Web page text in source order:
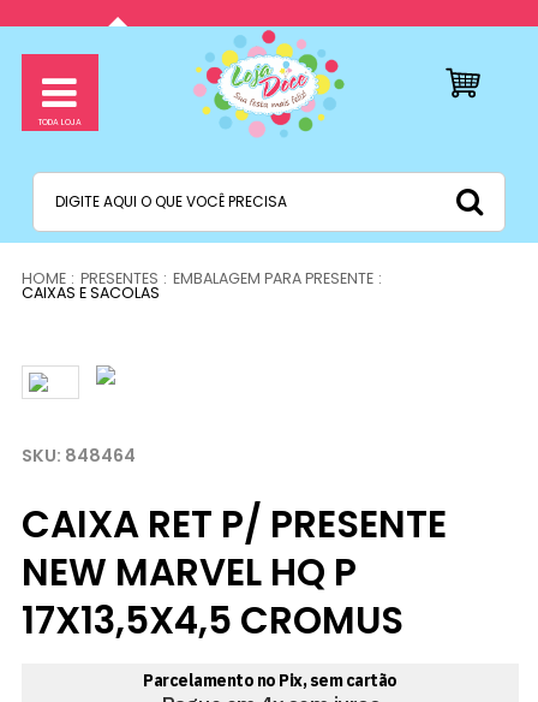
PRESENTES EMBALAGEM PARA PRESENTE
CAIXAS E SACOLAS
848464
CAIXA RET P/ PRESENTE
NEW MARVEL HQ P
17X13,5X4,5 CROMUS